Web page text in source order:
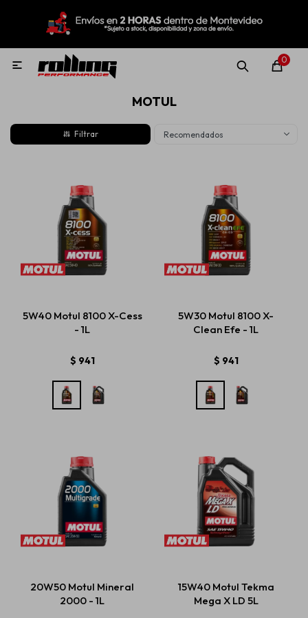
0

MOTUL
Recomendados
5W40 Motul 8100 X-Cess
- 1L
$ 941
5W30 Motul 8100 X-
Clean Efe - 1L
$ 941
20W50 Motul Mineral
2000 - 1L
15W40 Motul Tekma
Mega X LD 5L
MI CUENTA
Nuevo! Rolling Repuestos
Lubricantes
Aditivos
Estética automotriz
Accesorios
Repuestos
Servicios